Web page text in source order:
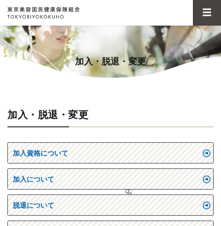
加入・脱退・変更
加入・脱退・変更
加入資格について
加入について
脱退について